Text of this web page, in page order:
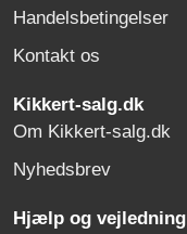
Handelsbetingelser
Kontakt os
Kikkert-salg.dk
Om Kikkert-salg.dk
Nyhedsbrev
Hjælp og vejledning